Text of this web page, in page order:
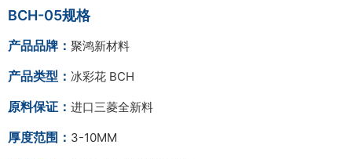
BCH-05规格
产品品牌： 聚鸿新材料
产品类型： 冰彩花 BCH
原料保证： 进口三菱全新料
厚度范围： 3-10MM